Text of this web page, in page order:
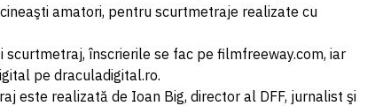
amatori, pentru scurtmetraje realizate cu
înscrierile se fac pe filmfreeway.com, iar
pe draculadigital.ro.
este realizată de Ioan Big, director al DFF, jurnalist şi